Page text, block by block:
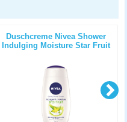
Duschcreme Nivea Shower
Indulging Moisture Star Fruit